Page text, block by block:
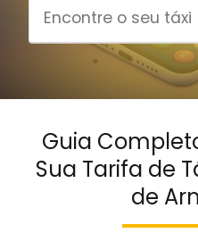
Guia
Sua Tarifa de
de